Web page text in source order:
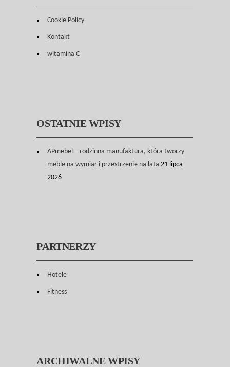
Cookie Policy
Kontakt
witamina C
OSTATNIE WPISY
APmebel – rodzinna manufaktura, która tworzy
meble na wymiar i przestrzenie na lata 21 lipca
2026
PARTNERZY
Hotele
Fitness
ARCHIWALNE WPISY